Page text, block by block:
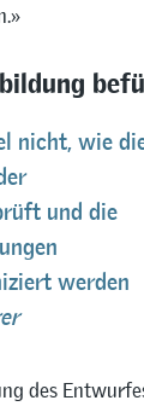
nicht, wie
und die
werden
des